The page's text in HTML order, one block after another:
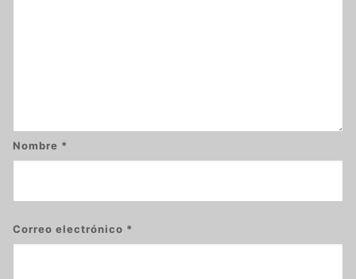
Nombre *
Correo electrónico *